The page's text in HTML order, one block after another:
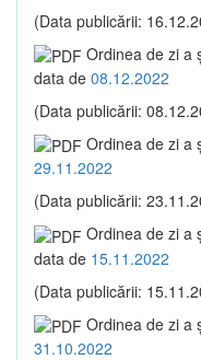
(Data publicării:
Ordinea de zi a
data de 08.12.2022
(Data publicării:
Ordinea de zi a
29.11.2022
(Data publicării:
Ordinea de zi a
data de 15.11.2022
(Data publicării:
Ordinea de zi a
31.10.2022